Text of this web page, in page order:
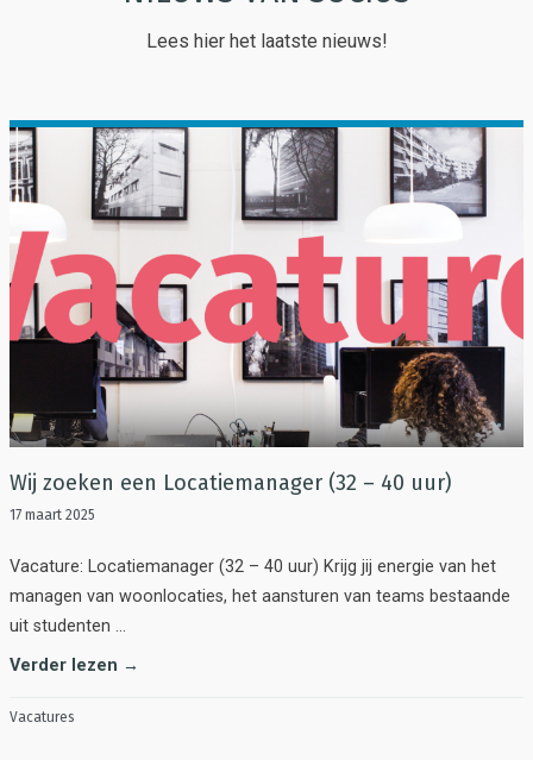
Lees hier het laatste nieuws!
Wij zoeken een Locatiemanager (32 – 40 uur)
17 maart 2025
Vacature: Locatiemanager (32 – 40 uur) Krijg jij energie van het
managen van woonlocaties, het aansturen van teams bestaande
uit studenten …
Verder lezen →
Vacatures